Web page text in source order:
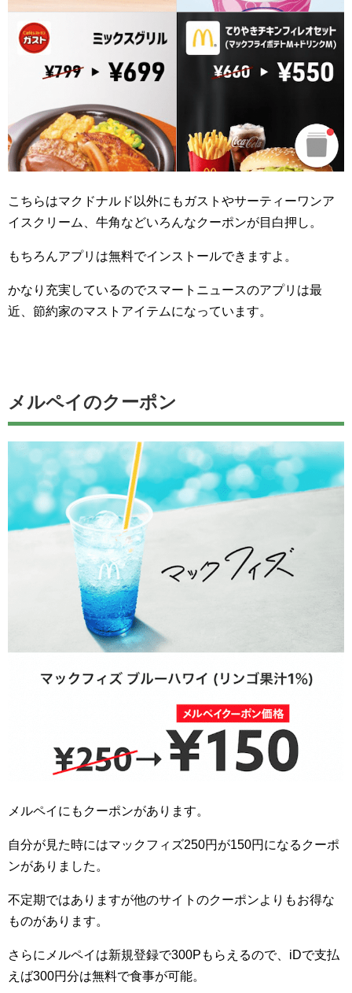
こちらはマクドナルド以外にもガストやサーティーワンア
イスクリーム、牛角などいろんなクーポンが目白押し。
もちろんアプリは無料でインストールできますよ。
かなり充実しているのでスマートニュースのアプリは最
近、節約家のマストアイテムになっています。
メルペイのクーポン
メルペイにもクーポンがあります。
自分が見た時にはマックフィズ250円が150円になるクーポ
ンがありました。
不定期ではありますが他のサイトのクーポンよりもお得な
ものがあります。
さらにメルペイは新規登録で300Pもらえるので、iDで支払
えば300円分は無料で食事が可能。